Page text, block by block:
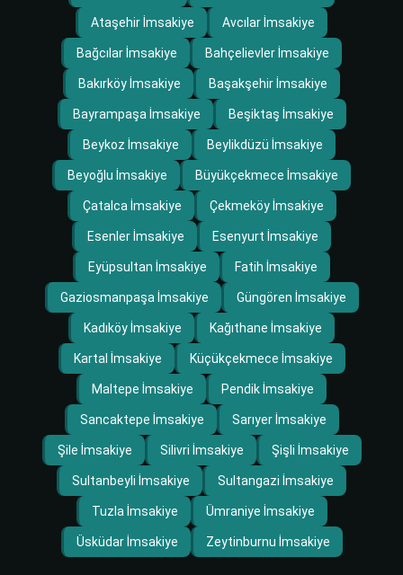
Ataşehir İmsakiye Avcılar İmsakiye
Bağcılar İmsakiye Bahçelievler İmsakiye
Bakırköy İmsakiye Başakşehir İmsakiye
Bayrampaşa İmsakiye Beşiktaş İmsakiye
Beykoz İmsakiye Beylikdüzü İmsakiye
Beyoğlu İmsakiye Büyükçekmece İmsakiye
Çatalca İmsakiye Çekmeköy İmsakiye
Esenler İmsakiye Esenyurt İmsakiye
Eyüpsultan İmsakiye Fatih İmsakiye
Gaziosmanpaşa İmsakiye Güngören İmsakiye
Kadıköy İmsakiye Kağıthane İmsakiye
Kartal İmsakiye Küçükçekmece İmsakiye
Maltepe İmsakiye Pendik İmsakiye
Sancaktepe İmsakiye Sarıyer İmsakiye
Şile İmsakiye Silivri İmsakiye Şişli İmsakiye
Sultanbeyli İmsakiye Sultangazi İmsakiye
Tuzla İmsakiye Ümraniye İmsakiye
Üsküdar İmsakiye Zeytinburnu İmsakiye